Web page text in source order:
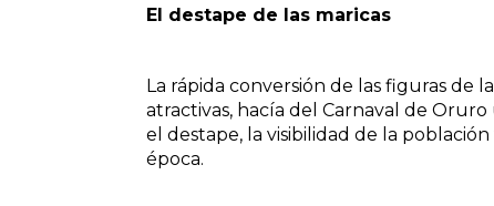
El destape de las maricas
La rápida conversión de las figuras de
atractivas, hacía del Carnaval de
el destape, la visibilidad de la
época.